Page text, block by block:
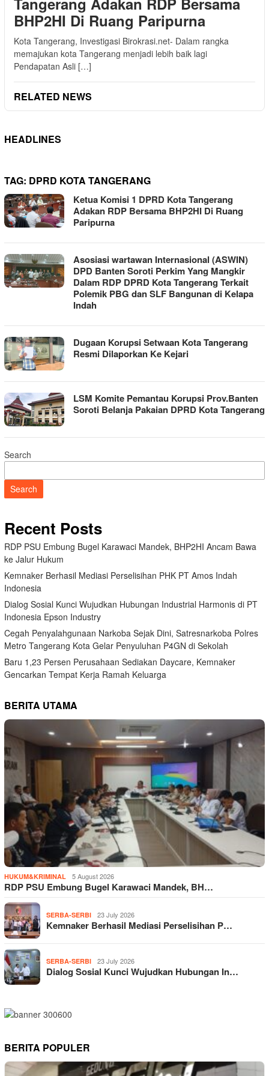
BHP2HI Di Ruang Paripurna
Kota Tangerang, Investigasi Birokrasi.net- Dalam rangka
memajukan kota Tangerang menjadi lebih baik lagi
Pendapatan Asli […]
RELATED NEWS
HEADLINES
TAG: DPRD KOTA TANGERANG
Ketua Komisi 1 DPRD Kota Tangerang
Adakan RDP Bersama BHP2HI Di Ruang
Paripurna
Asosiasi wartawan Internasional (ASWIN)
DPD Banten Soroti Perkim Yang Mangkir
Dalam RDP DPRD Kota Tangerang Terkait
Polemik PBG dan SLF Bangunan di Kelapa
Indah
Dugaan Korupsi Setwaan Kota Tangerang
Resmi Dilaporkan Ke Kejari
LSM Komite Pemantau Korupsi Prov.Banten
Soroti Belanja Pakaian DPRD Kota Tangerang
Search
Search
Recent Posts
RDP PSU Embung Bugel Karawaci Mandek, BHP2HI Ancam Bawa
ke Jalur Hukum
Kemnaker Berhasil Mediasi Perselisihan PHK PT Amos Indah
Indonesia
Dialog Sosial Kunci Wujudkan Hubungan Industrial Harmonis di PT
Indonesia Epson Industry
Cegah Penyalahgunaan Narkoba Sejak Dini, Satresnarkoba Polres
Metro Tangerang Kota Gelar Penyuluhan P4GN di Sekolah
Baru 1,23 Persen Perusahaan Sediakan Daycare, Kemnaker
Gencarkan Tempat Kerja Ramah Keluarga
BERITA UTAMA
HUKUM&KRIMINAL 5 August 2026
RDP PSU Embung Bugel Karawaci Mandek, BH…
SERBA-SERBI 23 July 2026
Kemnaker Berhasil Mediasi Perselisihan P…
SERBA-SERBI 23 July 2026
Dialog Sosial Kunci Wujudkan Hubungan In…
BERITA POPULER